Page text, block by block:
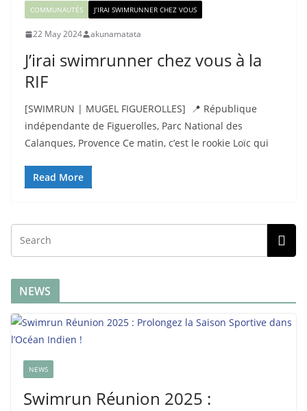
COMMUNAUTÉS J’IRAI SWIMRUNNER CHEZ VOUS
22 May 2024 akunamatata
J’irai swimrunner chez vous à la
RIF
[SWIMRUN | MUGEL FIGUEROLLES] 📍 République
indépendante de Figuerolles, Parc National des
Calanques, Provence Ce matin, c’est le rookie Loïc qui
Read More
NEWS
NEWS
Swimrun Réunion 2025 :